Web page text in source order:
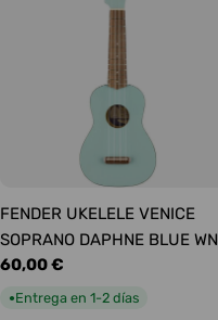
FENDER UKELELE VENICE
SOPRANO DAPHNE BLUE WN
Precio
habitual
60,00 €
●Entrega en 1-2 días